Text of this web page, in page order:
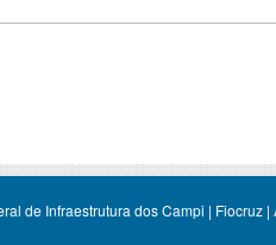
de Infraestrutura dos Campi | Fiocruz